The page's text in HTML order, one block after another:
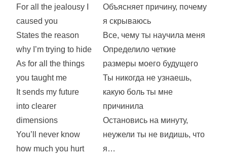
For all the jealousy I
caused you
States the reason
why I’m trying to hide
As for all the things
you taught me
It sends my future
into clearer
dimensions
You’ll never know
how much you hurt
Объясняет причину, почему
я скрываюсь
Все, чему ты научила меня
Определило четкие
размеры моего будущего
Ты никогда не узнаешь,
какую боль ты мне
причинила
Остановись на минуту,
неужели ты не видишь, что
я…